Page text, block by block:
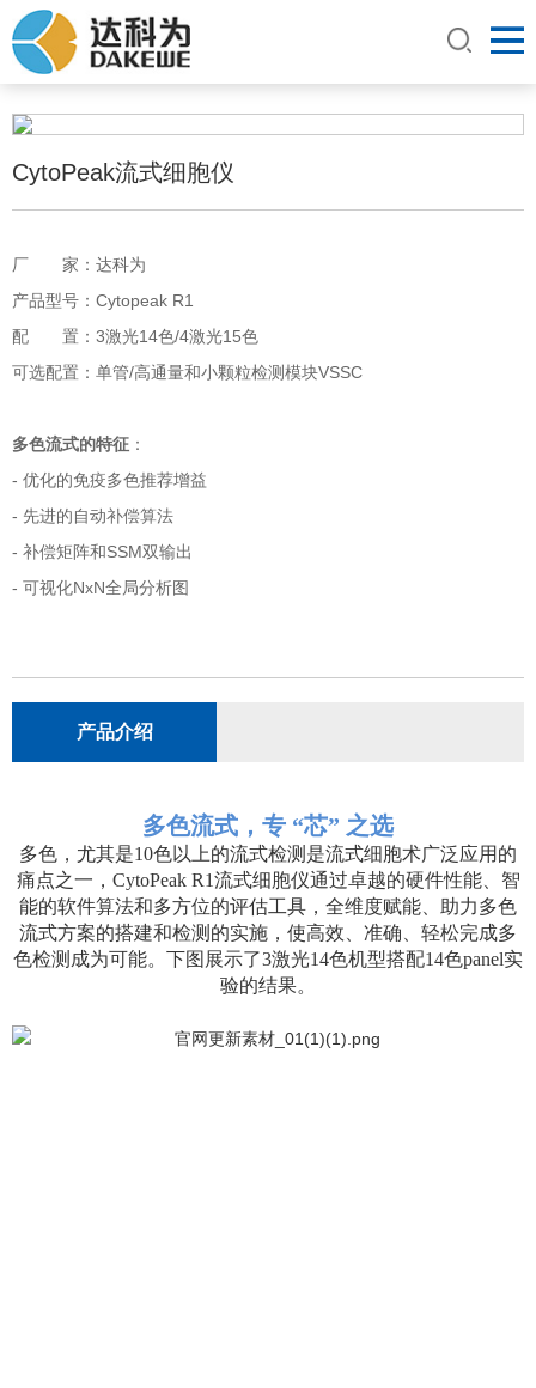
CytoPeak流式细胞仪
厂 家：达科为
产品型号：Cytopeak R1
配 置：3激光14色/4激光15色
可选配置：单管/高通量和小颗粒检测模块VSSC
多色流式的特征 ：
- 优化的免疫多色推荐增益
- 先进的自动补偿算法
- 补偿矩阵和SSM双输出
- 可视化NxN全局分析图
产品介绍
多色流式，专 “芯” 之选
多色，尤其是10色以上的流式检测是流式细胞术广泛应用的
痛点之一，CytoPeak R1流式细胞仪通过卓越的硬件性能、智
能的软件算法和多方位的评估工具，全维度赋能、助力多色
流式方案的搭建和检测的实施，使高效、准确、轻松完成多
色检测成为可能。下图展示了3激光14色机型搭配14色panel实
验的结果。